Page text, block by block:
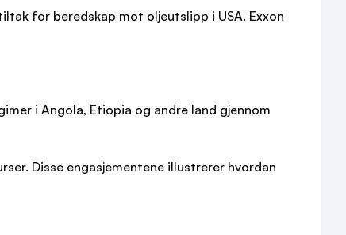
for beredskap mot oljeutslipp i USA. Exxon
i Angola, Etiopia og andre land gjennom
Disse engasjementene illustrerer hvordan